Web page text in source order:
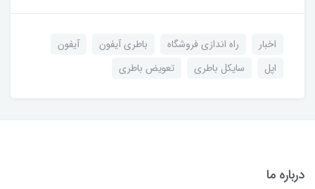
اخبار راه اندازی فروشگاه باطری آیفون
آیفون
اپل
سایکل باطری تعویض باطری
درباره ما